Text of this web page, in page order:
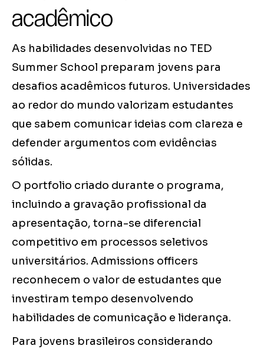
acadêmico
As habilidades desenvolvidas no TED
Summer School preparam jovens para
desafios acadêmicos futuros. Universidades
ao redor do mundo valorizam estudantes
que sabem comunicar ideias com clareza e
defender argumentos com evidências
sólidas.
O portfolio criado durante o programa,
incluindo a gravação profissional da
apresentação, torna-se diferencial
competitivo em processos seletivos
universitários. Admissions officers
reconhecem o valor de estudantes que
investiram tempo desenvolvendo
habilidades de comunicação e liderança.
Para jovens brasileiros considerando